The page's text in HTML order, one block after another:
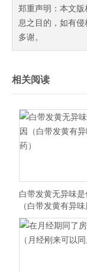
郑重声明：本文
息之目的，如有侵
多谢。
相关阅读
白带发黄无异味是
（白带发黄有异
药）